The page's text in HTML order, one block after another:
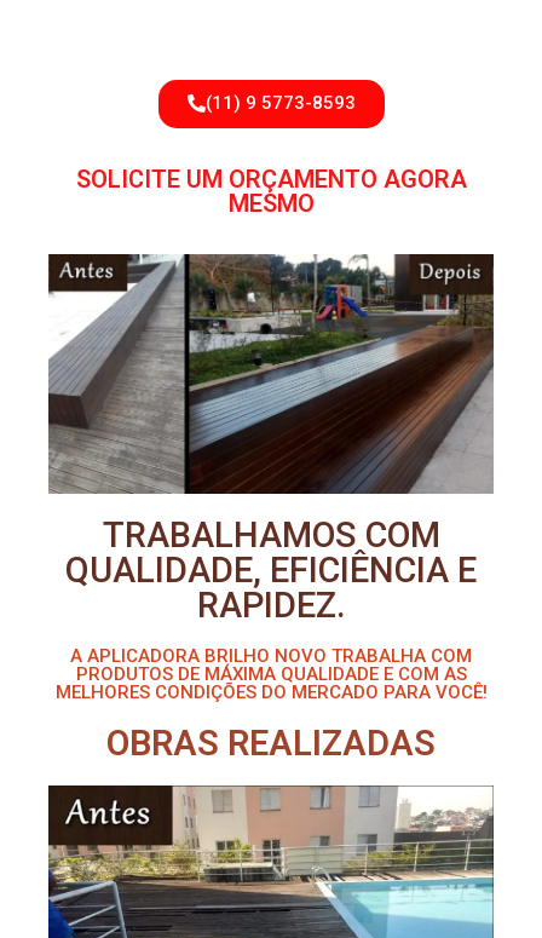
(11) 9 5773-8593
SOLICITE UM ORÇAMENTO AGORA
MESMO
TRABALHAMOS COM
QUALIDADE, EFICIÊNCIA E
RAPIDEZ.
A APLICADORA BRILHO NOVO TRABALHA COM
PRODUTOS DE MÁXIMA QUALIDADE E COM AS
MELHORES CONDIÇÕES DO MERCADO PARA VOCÊ!
OBRAS REALIZADAS